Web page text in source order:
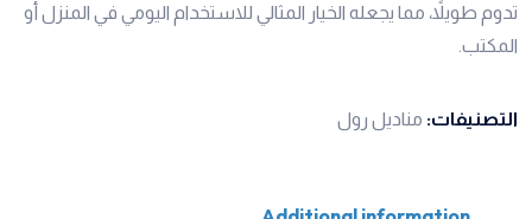
تدوم طويلاً، مما يجعله الخيار المثالي للاستخدام اليومي في المنزل أو
المكتب.
التصنيفات: مناديل رول